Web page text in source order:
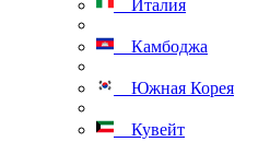
Италия
Камбоджа
Южная Корея
Кувейт